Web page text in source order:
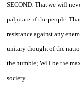
SECOND: That we will
palpitate of the people.
resistance against any
unitary thought of the
the humble; Will be the
society.